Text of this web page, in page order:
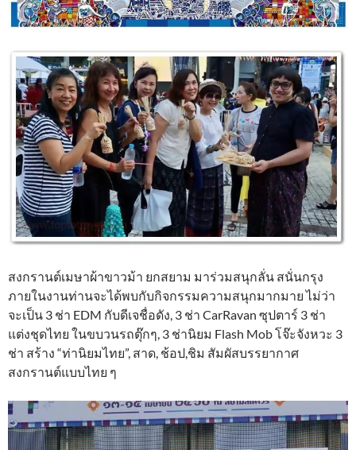
สงกรานต์เมษาผ้าขาวม้า ยกสยาม มาร่วมสนุกลั่น สนั่นกรุง
ภายในงานท่านจะได้พบกับกิจกรรมความสนุกมากมาย ไม่ว่า
จะเป็น 3 ช่า EDM กับดีเจชื่อดัง, 3 ช่า CarRavan ซุปตาร์ 3 ช่า
แต่งชุดไทย ในขบวนรถตุ๊กๆ, 3 ช่านิยม Flash Mob โจ๊ะจังหวะ 3
ช่า สร้าง “ท่านิยมไทย”, สาด, ช้อป,ชิม สัมผัสบรรยากาศ
สงกรานต์แบบไทย ๆ